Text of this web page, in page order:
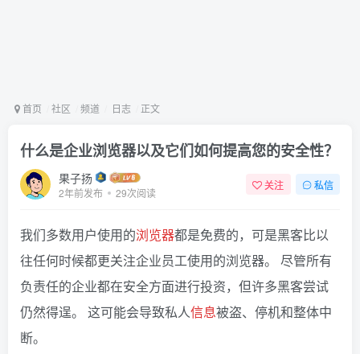
首页 社区 频道 日志 正文
什么是企业浏览器以及它们如何提高您的安全性？
果子扬
2年前发布 29次阅读
关注 私信
我们多数用户使用的浏览器都是免费的，可是黑客比以
往任何时候都更关注企业员工使用的浏览器。 尽管所有
负责任的企业都在安全方面进行投资，但许多黑客尝试
仍然得逞。 这可能会导致私人信息被盗、停机和整体中
断。